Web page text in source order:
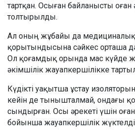
тартқан. Осыған байланысты оған
толтырылды.
Ал оның жұбайы да
қорытындысына сәйкес орташа
Ол қоғамдық орында мас күйде
әкімшілік жауапкершілікке
Күдікті уақытша ұстау
кейін де тынышталмай, ондағы
сындырған. Осы әрекеті үшін
бойынша жауапкершілік